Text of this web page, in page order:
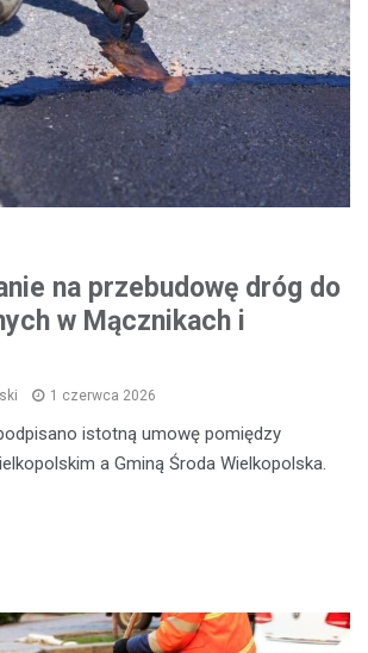
na przebudowę dróg do
w Mącznikach i
1 czerwca 2026
istotną umowę pomiędzy
a Gminą Środa Wielkopolska.